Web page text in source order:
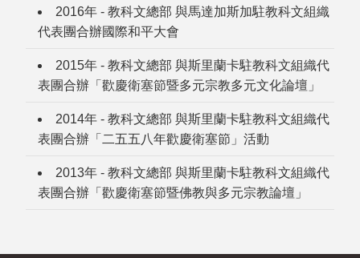
2016年 - 教科文總部 與馬達加斯加駐教科文組織
代表團合辦國際和平大會
2015年 - 教科文總部 與斯里蘭卡駐教科文組織代
表團合辦「歡慶衛塞節暨多元宗教多元文化論壇」
2014年 - 教科文總部 與斯里蘭卡駐教科文組織代
表團合辦「二五五八年歡慶衛塞節」活動
2013年 - 教科文總部 與斯里蘭卡駐教科文組織代
表團合辦「歡慶衛塞節暨佛教與多元宗教論壇」